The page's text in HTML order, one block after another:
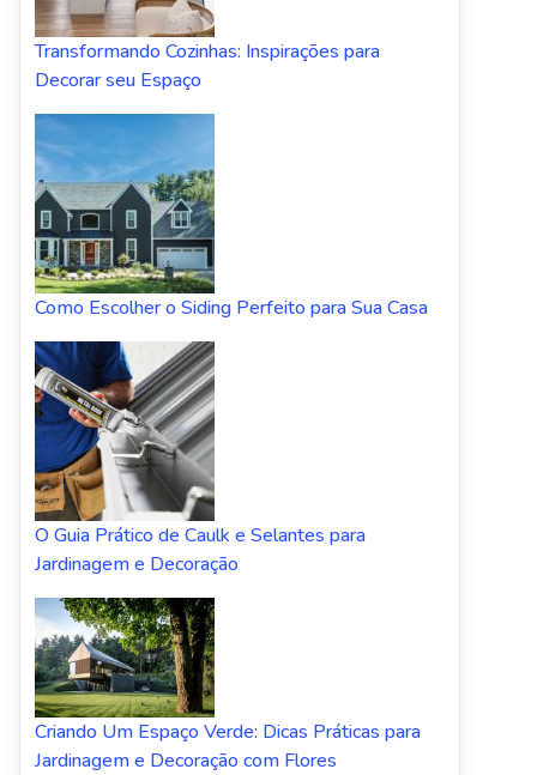
Transformando Cozinhas: Inspirações para
Decorar seu Espaço
Como Escolher o Siding Perfeito para Sua Casa
O Guia Prático de Caulk e Selantes para
Jardinagem e Decoração
Criando Um Espaço Verde: Dicas Práticas para
Jardinagem e Decoração com Flores